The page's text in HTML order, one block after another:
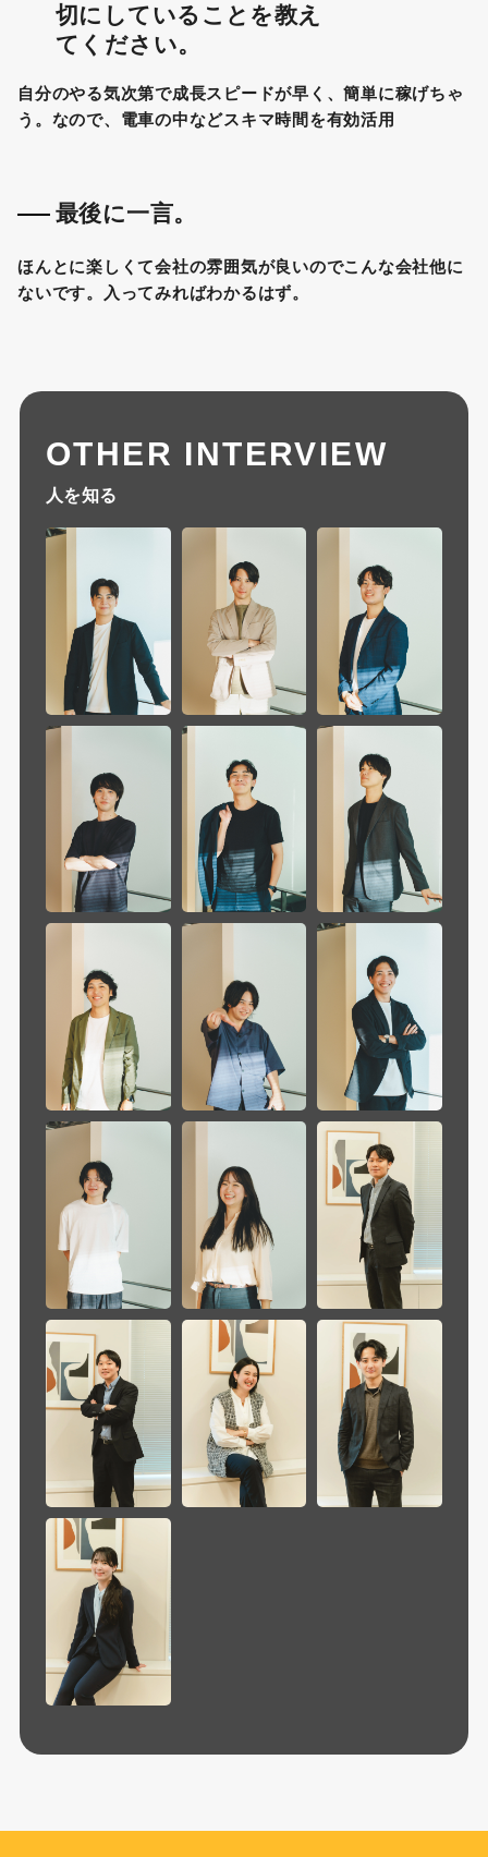
OTHER INTERVIEW
人を知る
切にしていることを教え
てください。
自分のやる気次第で成長スピードが早く、簡単に稼げちゃ
う。なので、電車の中などスキマ時間を有効活用
最後に一言。
ほんとに楽しくて会社の雰囲気が良いのでこんな会社他に
ないです。入ってみればわかるはず。